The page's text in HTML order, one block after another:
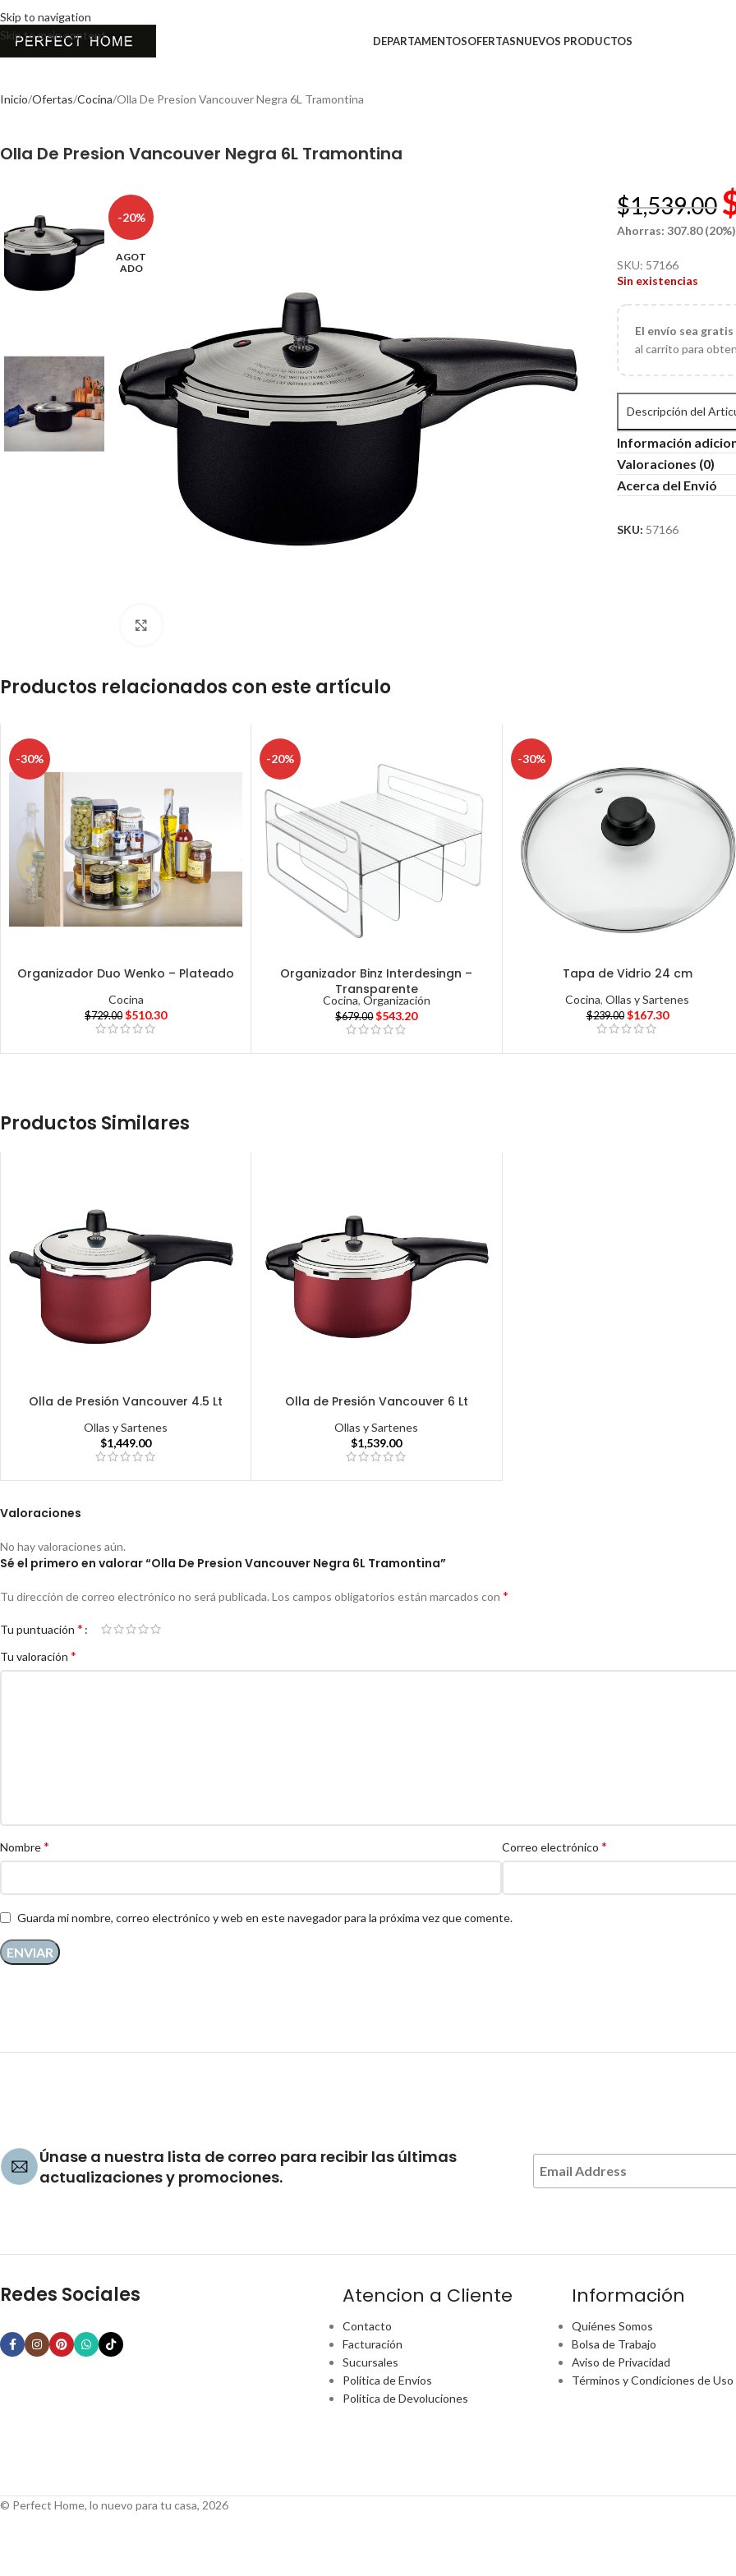
Skip to navigation
Skip to main content
DEPARTAMENTOSOFERTASNUEVOS PRODUCTOS
Inicio Ofertas Cocina Olla De Presion Vancouver Negra 6L Tramontina
Olla De Presion Vancouver Negra 6L Tramontina
-20%
AGOT
ADO
$1,539.00
Ahorras: 307.80 (20%)
SKU: 57166
Sin existencias
El envío sea
al carrito para
Descripción del
Información
Valoraciones (0)
Acerca del Envió
SKU: 57166
Productos relacionados con este artículo
-30%
Organizador Duo Wenko – Plateado
Cocina
$729.00 $510.30
-20%
Organizador Binz Interdesingn –
Transparente
Cocina, Organización
$679.00 $543.20
-30%
Tapa de Vidrio 24 cm
Cocina,Ollas y Sartenes
$239.00 $167.30
Productos Similares
Olla de Presión Vancouver 4.5 Lt
Ollas y Sartenes
$1,449.00
Olla de Presión Vancouver 6 Lt
Ollas y Sartenes
$1,539.00
Valoraciones
No hay valoraciones aún.
Sé el primero en valorar “Olla De Presion Vancouver Negra 6L Tramontina”
Tu dirección de correo electrónico no será publicada. Los campos obligatorios están marcados con *
Tu puntuación *
Tu valoración *
Nombre* Correo electrónico *
Guarda mi nombre, correo electrónico y web en este navegador para la próxima vez que comente.
Únase a nuestra lista de correo para recibir las últimas
actualizaciones y promociones.
Redes Sociales Atencion a Cliente
Contacto
Facturación
Sucursales
Política de Envíos
Política de Devoluciones
Información
Quiénes Somos
Bolsa de Trabajo
Aviso de Privacidad
Términos y Condiciones de Uso
© Perfect Home, lo nuevo para tu casa, 2026